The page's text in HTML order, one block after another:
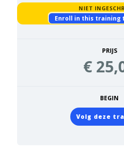
NIET
Enroll in this training
PRIJS
€
BEGIN
Volg deze